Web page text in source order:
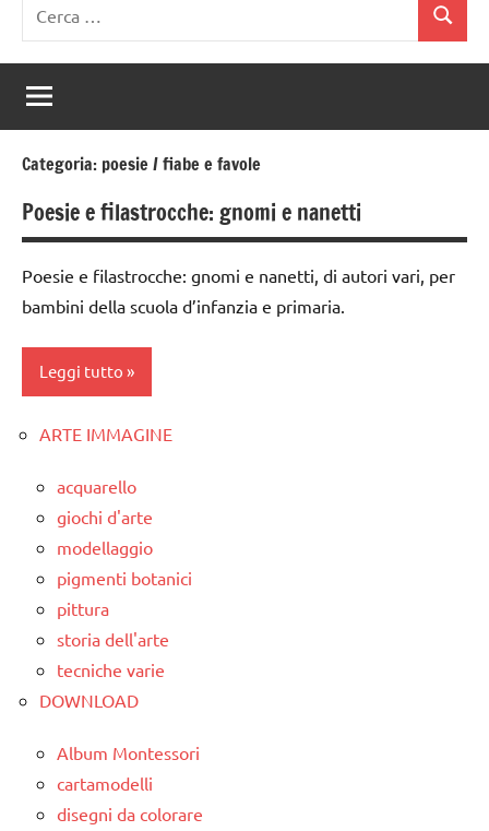
per:
Cerca
Categoria: poesie / fiabe e favole
Poesie e filastrocche: gnomi e nanetti
Poesie e filastrocche: gnomi e nanetti, di autori vari, per
bambini della scuola d’infanzia e primaria.
Leggi tutto
classe
dai
anni
LINGUAGGIO
/ fiabe
e
favole
ARTE IMMAGINE
acquarello
giochi d'arte
modellaggio
pigmenti botanici
pittura
storia dell'arte
tecniche varie
DOWNLOAD
Album Montessori
cartamodelli
disegni da colorare